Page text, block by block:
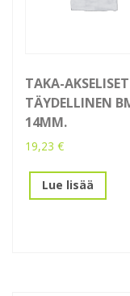
TAKA-
TÄYDELLINEN
14MM.
19,23 €
Lue lisää